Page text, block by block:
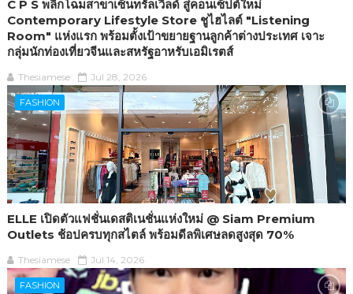
C P S พลิกโฉมสาขาเซ็นทรัลเวิลด์ สู่คอนเซ็ปต์ใหม่
Contemporary Lifestyle Store ชูไฮไลต์ "Listening
Room" แห่งแรก พร้อมตั้งเป้าขยายฐานลูกค้าต่างประเทศ เจาะ
กลุ่มนักท่องเที่ยวจีนและสหรัฐอาหรับเอมิเรตส์
Thesiamese Jul 28, 2026
FASHION
ELLE เปิดตัวแฟชั่นเดสติเนชั่นแห่งใหม่ @ Siam Premium
Outlets ช้อปครบทุกสไตล์ พร้อมดีลพิเศษลดสูงสุด 70%
Thesiamese Jul 14, 2026
FASHION